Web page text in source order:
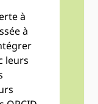
à
à
leurs